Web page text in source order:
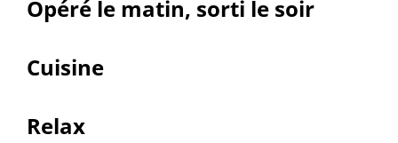
Opéré le matin, sorti le soir
Cuisine
Relax